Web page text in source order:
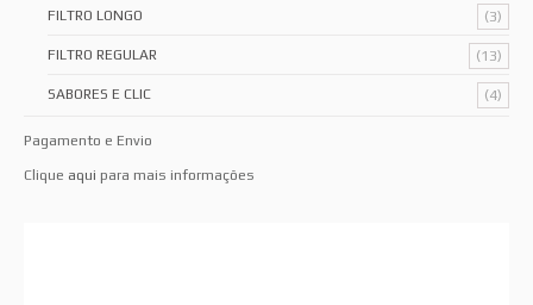
FILTRO LONGO
(3)
FILTRO REGULAR (13)
SABORES E CLIC (4)
Pagamento e Envio
Clique aqui para mais informações